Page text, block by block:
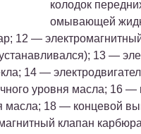
колодок
омывающей
12 —
13 —
14 —
уровня масла; 16
масла; 18 — концевой
клапан